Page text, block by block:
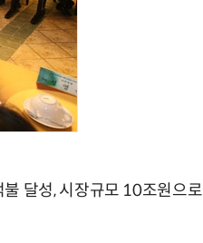
달성, 시장규모 10조원으로